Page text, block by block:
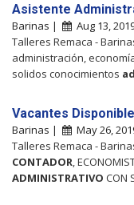
Asistente
Barinas | Aug 13,
Talleres Remaca -
administración,
solidos conocimientos
Vacantes
Barinas | May 26,
Talleres Remaca -
CONTADOR ,
ADMINISTRATIVO CON